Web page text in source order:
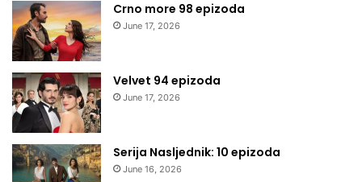
Crno more 98 epizoda
June 17, 2026
Velvet 94 epizoda
June 17, 2026
Serija Nasljednik: 10 epizoda
June 16, 2026